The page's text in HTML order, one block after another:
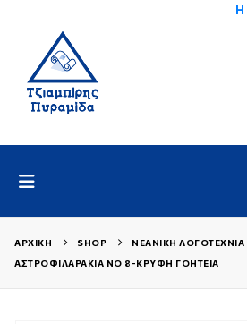
Η
ΑΡΧΙΚΉ SHOP
ΝΕΑΝΙΚΉ ΛΟΓΟΤΕΧΝΊΑ
ΑΣΤΡΟΦΙΛΑΡΆΚΙΑ ΝΟ 8-ΚΡΥΦΉ ΓΟΗΤΕΊΑ